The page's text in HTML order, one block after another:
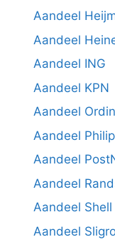
Aandeel
Aandeel
Aandeel ING
Aandeel KPN
Aandeel
Aandeel
Aandeel
Aandeel
Aandeel Shell
Aandeel